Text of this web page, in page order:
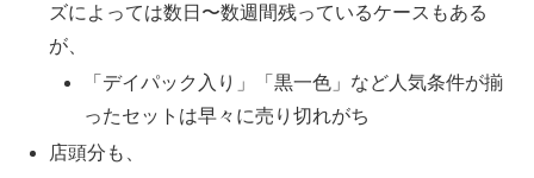
ズによっては数日〜数週間残っているケースもある
が、
「デイパック入り」「黒一色」など人気条件が揃
ったセットは早々に売り切れがち
店頭分も、